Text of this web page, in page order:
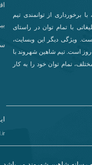
برخورداری از توانمندی تیم
با تمام توان در راستای
ویژگی دیگر این وبسایت،
است. تیم شاهین شهروند با
تمام توان خود را به کار